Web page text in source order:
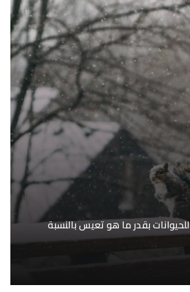
بقدر ما هو تعيس بالنسبة